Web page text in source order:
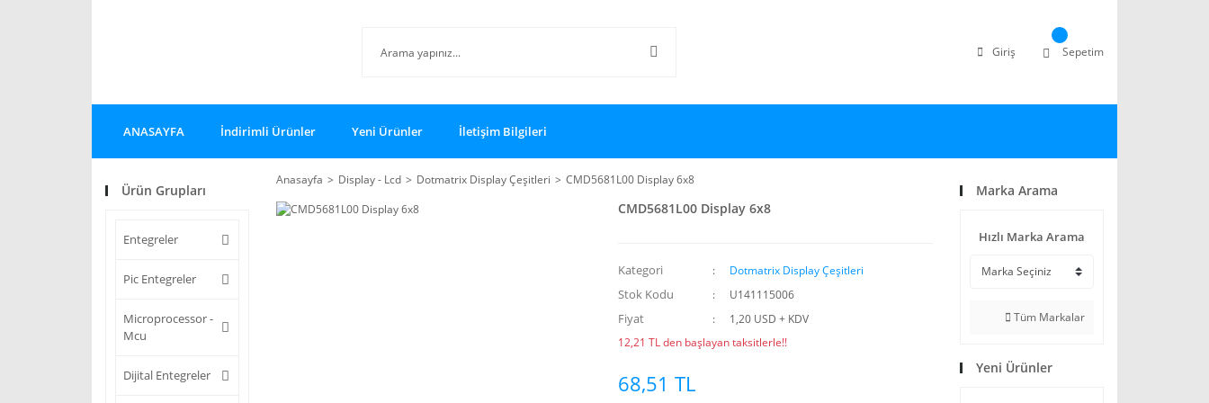
Giriş Sepetim
ANASAYFA İndirimli Ürünler Yeni Ürünler İletişim Bilgileri
Ürün Grupları
Entegreler
Pic Entegreler
Microprocessor -
Mcu
Dijital Entegreler
Anasayfa Display - Lcd Dotmatrix Display Çeşitleri CMD5681L00 Display 6x8
CMD5681L00 Display 6x8
Kategori Dotmatrix Display Çeşitleri
Stok Kodu U141115006
Fiyat
1,20 USD + KDV
12,21 TL den başlayan taksitlerle!!
68,51 TL
Marka Arama
Hızlı Marka Arama
Tüm Markalar
Yeni Ürünler